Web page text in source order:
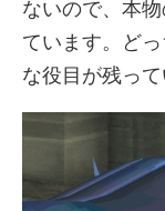
ないので、本
ています。ど
な役目が残っ